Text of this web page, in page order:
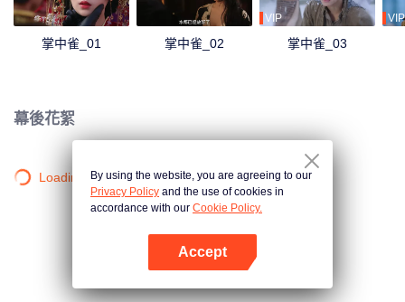
掌中雀_01 掌中雀_02
VIP
掌中雀_03
VIP
幕後花絮
Loading…By using the website, you are agreeing to our
Privacy Policy and the use of cookies in
accordance with our Cookie Policy.
Accept